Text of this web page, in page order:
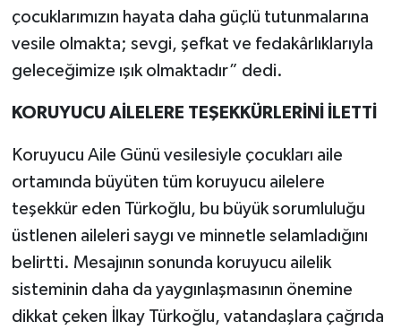
çocuklarımızın hayata daha güçlü tutunmalarına
vesile olmakta; sevgi, şefkat ve fedakârlıklarıyla
geleceğimize ışık olmaktadır” dedi.
KORUYUCU AİLELERE TEŞEKKÜRLERİNİ İLETTİ
Koruyucu Aile Günü vesilesiyle çocukları aile
ortamında büyüten tüm koruyucu ailelere
teşekkür eden Türkoğlu, bu büyük sorumluluğu
üstlenen aileleri saygı ve minnetle selamladığını
belirtti. Mesajının sonunda koruyucu ailelik
sisteminin daha da yaygınlaşmasının önemine
dikkat çeken İlkay Türkoğlu, vatandaşlara çağrıda